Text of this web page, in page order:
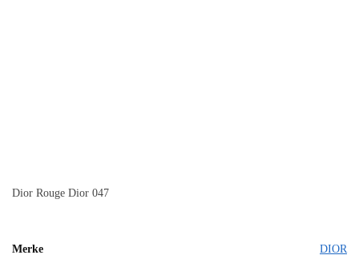
Dior Rouge Dior 047
Merke DIOR